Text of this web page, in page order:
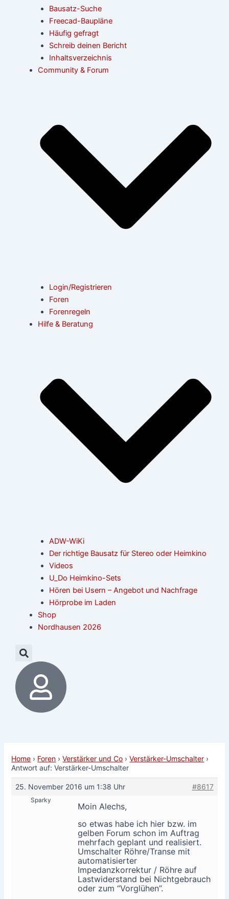
Bausatz-Suche
Freecad-Baupläne
Häufig gefragt
Schreib deinen Bericht
Inhaltsverzeichnis
Community & Forum
Login/Registrieren
Foren
Forenregeln
Hilfe & Beratung
ADW-WiKi
Der richtige Bausatz für Stereo oder Heimkino
Videos
U_Do Heimkino-Sets
Hören bei Usern – Angebot und Nachfrage
Hörprobe im Laden
Shop
Nordhausen 2026
Home › Foren › Verstärker und Co › Verstärker-Umschalter ›
Antwort auf: Verstärker-Umschalter
25. November 2016 um 1:38 Uhr #8617
Sparky
Moin Alechs,
so etwas habe ich hier bzw. im
gelben Forum schon im Auftrag
mehrfach geplant und realisiert.
Umschalter Röhre/Transe mit
automatisierter
Impedanzkorrektur / Röhre auf
Lastwiderstand bei Nichtgebrauch
oder zum “Vorglühen”.